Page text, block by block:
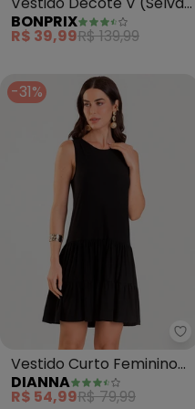
Preto)
BONPRIX
R$ 39,99R$ 139,99
-31%
Vestido Curto Feminino
de Babados (Preto)
DIANNA
R$ 54,99R$ 79,99